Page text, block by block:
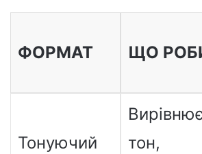
ФОРМАТ ЩО
Тонуючий
тон,